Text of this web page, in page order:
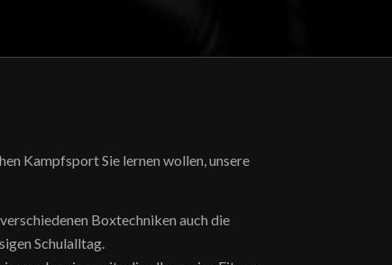
Kampfsport Sie lernen wollen, unsere
Boxtechniken auch die
Schulalltag.